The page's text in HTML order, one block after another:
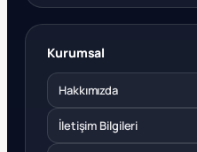
Kurumsal
Hakkımızda
İletişim Bilgileri